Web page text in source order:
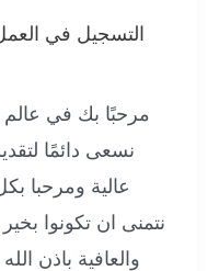
التسجيل في
مرحبًا بك في عالم
نسعى دائمًا
عالية ومرحبا
نتمنى ان تكونوا
والعافية باذن